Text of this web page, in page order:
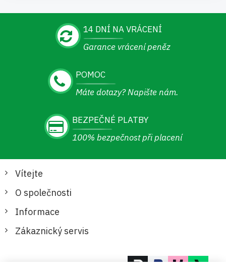
14 DNÍ NA VRÁCENÍ
Garance vrácení peněz
POMOC
Máte dotazy? Napište nám.
BEZPEČNÉ PLATBY
100% bezpečnost při placení
Vítejte
O společnosti
Informace
Zákaznický servis